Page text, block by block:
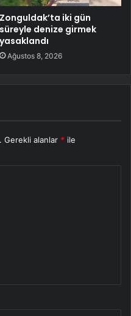
Zonguldak’ta iki gün
süreyle denize girmek
yasaklandı
Ağustos 8, 2026
Gerekli alanlar * ile